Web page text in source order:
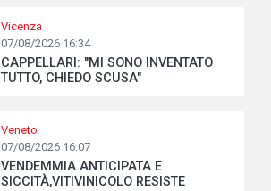
Vicenza
07/08/2026 16:34
CAPPELLARI: "MI SONO INVENTATO
TUTTO, CHIEDO SCUSA"
Veneto
07/08/2026 16:07
VENDEMMIA ANTICIPATA E
SICCITÀ,VITIVINICOLO RESISTE